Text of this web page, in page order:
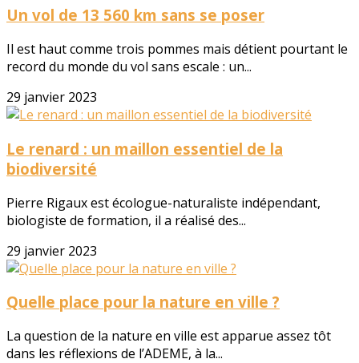
Un vol de 13 560 km sans se poser
Il est haut comme trois pommes mais détient pourtant le
record du monde du vol sans escale : un...
29 janvier 2023
Le renard : un maillon essentiel de la
biodiversité
Pierre Rigaux est écologue-naturaliste indépendant,
biologiste de formation, il a réalisé des...
29 janvier 2023
Quelle place pour la nature en ville ?
La question de la nature en ville est apparue assez tôt
dans les réflexions de l’ADEME, à la...